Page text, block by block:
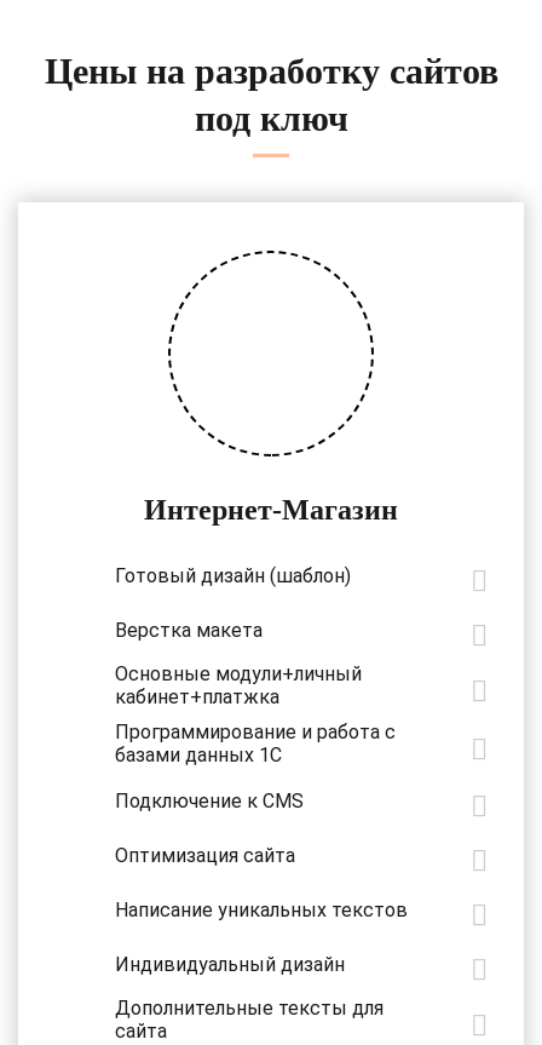
Цены на разработку сайтов
под ключ
Интернет-Магазин
Готовый дизайн (шаблон)
Верстка макета
Основные модули+личный
кабинет+платжка
Программирование и работа с
базами данных 1С
Подключение к CMS
Оптимизация сайта
Написание уникальных текстов
Индивидуальный дизайн
Дополнительные тексты для
сайта